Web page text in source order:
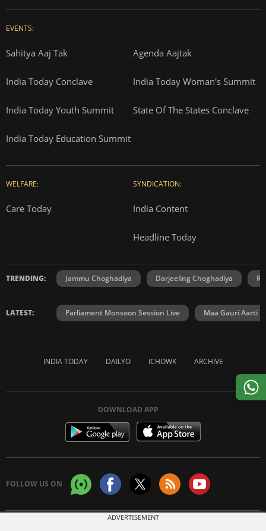
EVENTS:
Sahitya Aaj Tak Agenda Aajtak
India Today Conclave India Today Woman's Summit
India Today Youth Summit State Of The States Conclave
India Today Education Summit
WELFARE:
Care Today
SYNDICATION:
India Content
Headline Today
TRENDING: Jammu Choghadiya Darjeeling Choghadiya
LATEST: Parliament Monsoon Session Live Maa Gauri Aarti
INDIA TODAY DAILYO ICHOWK ARCHIVE
DOWNLOAD APP
FOLLOW US ON
ADVERTISEMENT